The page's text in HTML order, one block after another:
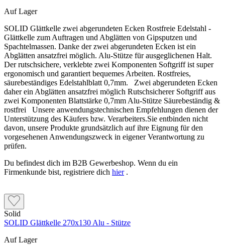
Auf Lager
SOLID Glättkelle zwei abgerundeten Ecken Rostfreie Edelstahl -
Glättkelle zum Auftragen und Abglätten von Gipsputzen und
Spachtelmassen. Danke der zwei abgerundeten Ecken ist ein
Abglätten ansatzfrei möglich. Alu-Stütze für ausgeglichenen Halt.
Der rutschsichere, verklebte zwei Komponenten Softgriff ist super
ergonomisch und garantiert bequemes Arbeiten. Rostfreies,
säurebeständiges Edelstahlblatt 0,7mm. Zwei abgerundeten Ecken
daher ein Abglätten ansatzfrei möglich Rutschsicherer Softgriff aus
zwei Komponenten Blattstärke 0,7mm Alu-Stütze Säurebeständig &
rostfrei Unsere anwendungstechnischen Empfehlungen dienen der
Unterstützung des Käufers bzw. Verarbeiters.Sie entbinden nicht
davon, unsere Produkte grundsätzlich auf ihre Eignung für den
vorgesehenen Anwendungszweck in eigener Verantwortung zu
prüfen.
Du befindest dich im B2B Gewerbeshop. Wenn du ein
Firmenkunde bist, registriere dich hier.
Solid
SOLID Glättkelle 270x130 Alu - Stütze
Auf Lager